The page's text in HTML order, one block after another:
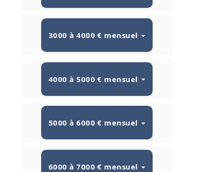
3000 à 4000 € mensuel
4000 à 5000 € mensuel
5000 à 6000 € mensuel
6000 à 7000 € mensuel